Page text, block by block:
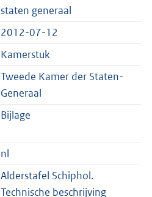
t
t
e
:
1
K
b
o
t
t
e
:
K
staten generaal
2012-07-12
Kamerstuk
Tweede Kamer der Staten-
Generaal
Bijlage
nl
Alderstafel Schiphol.
Technische beschrijving